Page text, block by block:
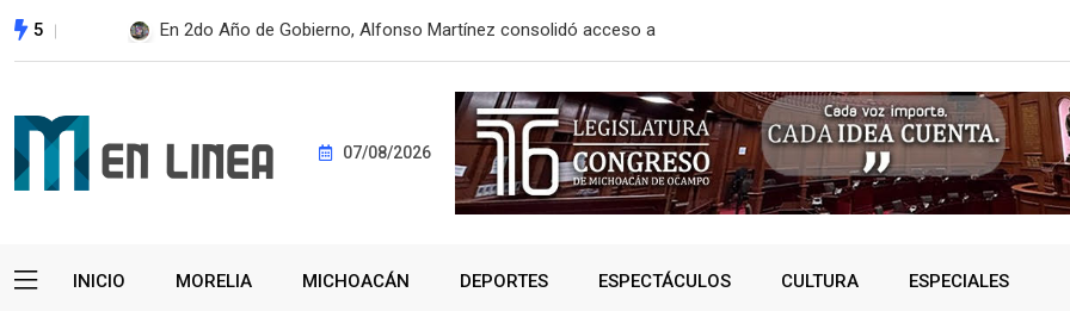
5 Despliega SSM brigada sanitaria en Pátzcuaro para prevenir riesgos de
07/08/2026
INICIO MORELIA MICHOACÁN DEPORTES ESPECTÁCULOS CULTURA ESPECIALES